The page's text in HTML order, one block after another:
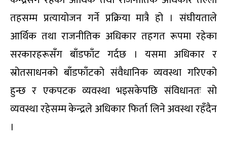
तहसम्म प्रत्यायोजन गर्ने प्रक्रिया मात्रै हो । संघीयताले
आर्थिक तथा राजनीतिक अधिकार तहगत रूपमा रहेका
सरकारहरूसँग बाँडफाँट गर्दछ । यसमा अधिकार र
स्रोतसाधनको बाँडफाँटको संवैधानिक व्यवस्था गरिएको
हुन्छ र एकपटक व्यवस्था भइसकेपछि संविधानतः सो
व्यवस्था रहेसम्म केन्द्रले अधिकार फिर्ता लिने अवस्था रहँदैन
।